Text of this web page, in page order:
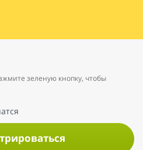
зеленую кнопку, чтобы